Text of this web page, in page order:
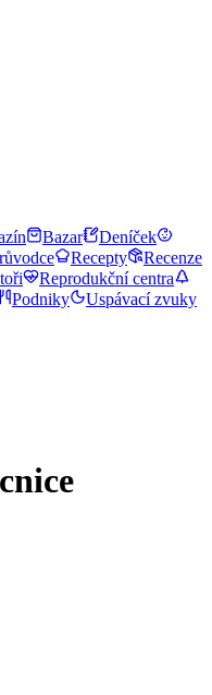
Bazar
Deníček
Recepty
Recenze
Reprodukční centra
Podniky
Uspávací zvuky